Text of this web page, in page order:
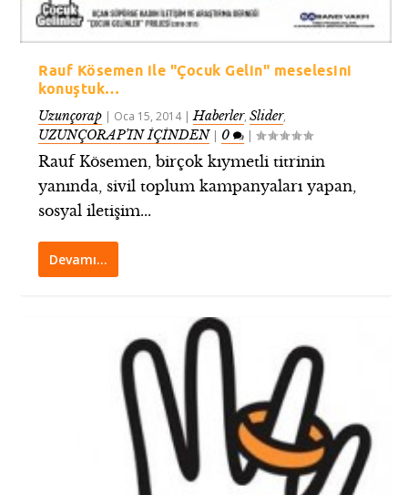
Rauf Kösemen ile "Çocuk Gelin" meselesini
konuştuk…
Uzunçorap | Oca 15, 2014|Haberler,Slider,
UZUNÇORAP’IN İÇİNDEN| 0 |
Rauf Kösemen, birçok kıymetli titrinin
yanında, sivil toplum kampanyaları yapan,
sosyal iletişim...
Devamı…